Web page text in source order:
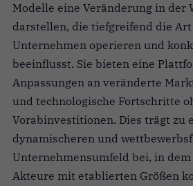
Modelle eine Veränderung in der
darstellen, die tiefgreifend die Art
Unternehmen operieren und
beeinflusst. Sie bieten eine
Anpassungen an veränderte
und technologische Fortschritte
Vorabinvestitionen. Dies trägt zu
dynamischeren und
Unternehmensumfeld bei, in
Akteure mit etablierten Größen